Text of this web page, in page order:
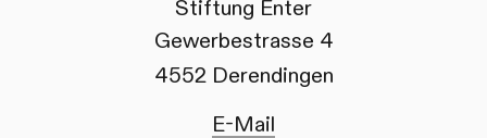
Stiftung Enter
Gewerbestrasse 4
4552 Derendingen
E-Mail